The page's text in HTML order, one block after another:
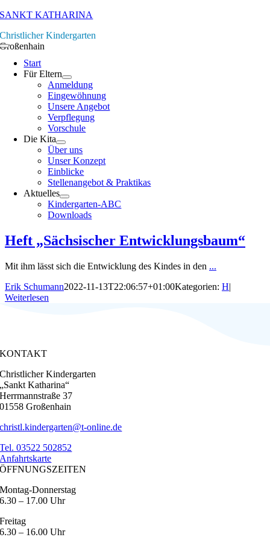
Zum
springen
SANKT KATHARINA
Christlicher Kindergarten
Großenhain
Toggle
Navigation
Start
Für Eltern
Anmeldung
Eingewöhnung
Unsere Angebot
Verpflegung
Vorschule
Die Kita
Über uns
Unser Konzept
Einblicke
Stellenangebot & Praktikas
Aktuelles
Kindergarten-ABC
Downloads
Heft „Sächsischer Entwicklungsbaum“
Mit ihm lässt sich die Entwicklung des Kindes in den ...
Erik Schumann2022-11-13T22:06:57+01:00Kategorien: H|
Weiterlesen
KONTAKT
Christlicher Kindergarten
„Sankt Katharina“
Herrmannstraße 37
01558 Großenhain
christl.kindergarten@t-online.de
Tel. 03522 502852
Anfahrtskarte
ÖFFNUNGSZEITEN
Montag-Donnerstag
6.30 – 17.00 Uhr
Freitag
6.30 – 16.00 Uhr